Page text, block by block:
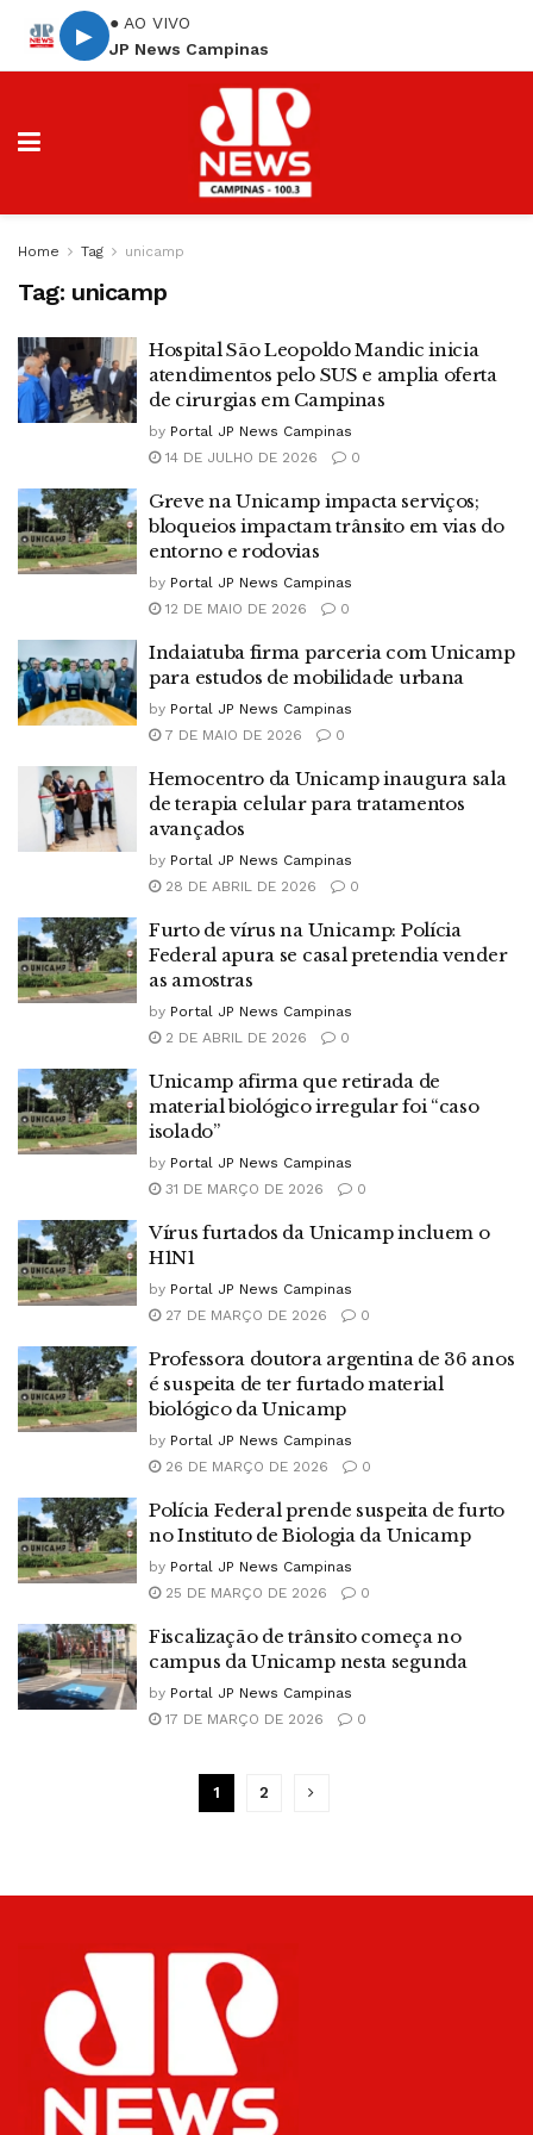
▶
● AO VIVO
JP News Campinas
Home Tag unicamp
Tag: unicamp
Hospital São Leopoldo Mandic inicia
atendimentos pelo SUS e amplia oferta
de cirurgias em Campinas
by Portal JP News Campinas
14 DE JULHO DE 2026
0
Greve na Unicamp impacta serviços;
bloqueios impactam trânsito em vias do
entorno e rodovias
by Portal JP News Campinas
12 DE MAIO DE 2026
0
Indaiatuba firma parceria com Unicamp
para estudos de mobilidade urbana
by Portal JP News Campinas
7 DE MAIO DE 2026
0
Hemocentro da Unicamp inaugura sala
de terapia celular para tratamentos
avançados
by Portal JP News Campinas
28 DE ABRIL DE 2026
0
Furto de vírus na Unicamp: Polícia
Federal apura se casal pretendia vender
as amostras
by Portal JP News Campinas
2 DE ABRIL DE 2026
0
Unicamp afirma que retirada de
material biológico irregular foi “caso
isolado”
by Portal JP News Campinas
31 DE MARÇO DE 2026
0
Vírus furtados da Unicamp incluem o
H1N1
by Portal JP News Campinas
27 DE MARÇO DE 2026
0
Professora doutora argentina de 36 anos
é suspeita de ter furtado material
biológico da Unicamp
by Portal JP News Campinas
26 DE MARÇO DE 2026
0
Polícia Federal prende suspeita de furto
no Instituto de Biologia da Unicamp
by Portal JP News Campinas
25 DE MARÇO DE 2026
0
Fiscalização de trânsito começa no
campus da Unicamp nesta segunda
by Portal JP News Campinas
17 DE MARÇO DE 2026
0
1 2